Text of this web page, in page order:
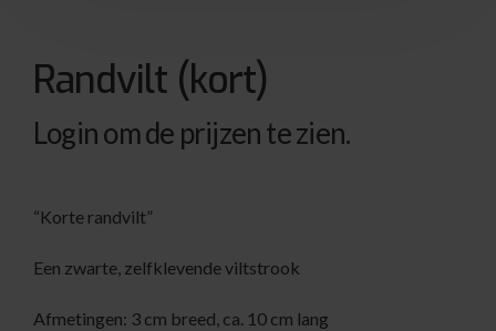
Randvilt (kort)
Login om de prijzen te zien.
“Korte randvilt”
Een zwarte, zelfklevende viltstrook
Afmetingen: 3 cm breed, ca. 10 cm lang